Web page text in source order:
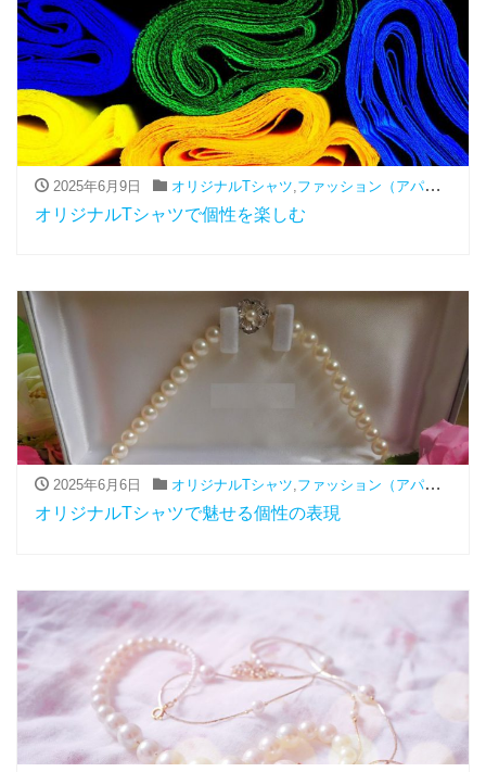
2025年6月9日 オリジナルTシャツ ファッション（アパレル関連）
オリジナルTシャツで個性を楽しむ
2025年6月6日 オリジナルTシャツ,ファッション（アパレル関連）
オリジナルTシャツで魅せる個性の表現